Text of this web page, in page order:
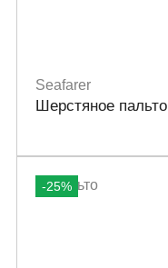
Размеры
Seafarer
Шерстяное пальто
-25%